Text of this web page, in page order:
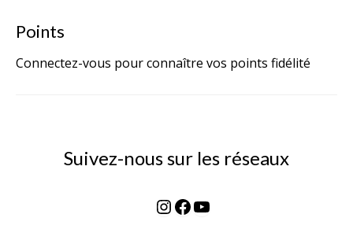
Points
Connectez-vous pour connaître vos points fidélité
Suivez-nous sur les réseaux
Instagram
Facebook
YouTube